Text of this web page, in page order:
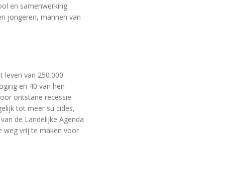
en samenwerking
jongeren, mannen van
leven van 250.000
en 40 van hen
ontstane recessie
tot meer suïcides,
de Landelijke Agenda
weg vrij te maken voor